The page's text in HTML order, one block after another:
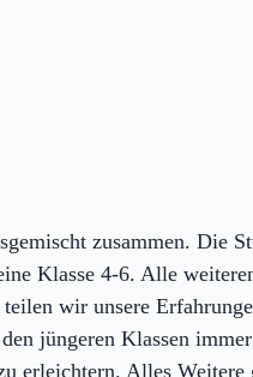
zusammen. Die
Klasse 4-6. Alle
wir unsere
jüngeren Klassen
erleichtern. Alles